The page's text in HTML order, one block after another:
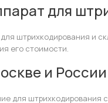
для
штрихкодирования и
его стоимости.
и России
для штрихкодирования